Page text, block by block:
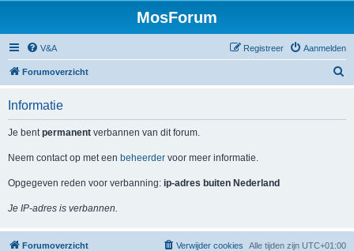
MosForum
V&A Aanmelden
Registreer
Forumoverzicht
Informatie
Je bentpermanent verbannen van dit forum.
Neem contact op met een beheerder voor meer informatie.
Opgegeven reden voor verbanning: ip-adres buiten Nederland
Je IP-adres is verbannen.
Forumoverzicht Alle tijden zijn UTC+01:00
Verwijder cookies